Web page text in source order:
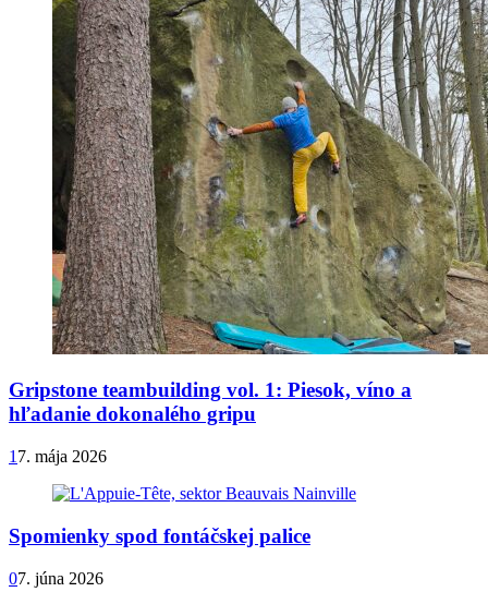
Gripstone teambuilding vol. 1: Piesok, víno a
hľadanie dokonalého gripu
1 7. mája 2026
Spomienky spod fontáčskej palice
07. júna 2026